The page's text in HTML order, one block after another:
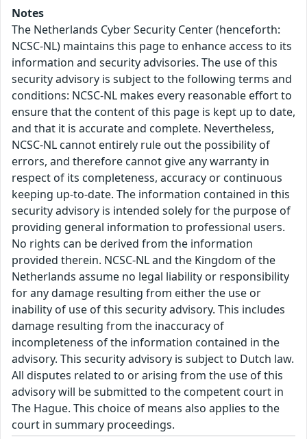
Notes
The Netherlands Cyber Security Center (henceforth:
NCSC-NL) maintains this page to enhance access to its
information and security advisories. The use of this
security advisory is subject to the following terms and
conditions: NCSC-NL makes every reasonable effort to
ensure that the content of this page is kept up to date,
and that it is accurate and complete. Nevertheless,
NCSC-NL cannot entirely rule out the possibility of
errors, and therefore cannot give any warranty in
respect of its completeness, accuracy or continuous
keeping up-to-date. The information contained in this
security advisory is intended solely for the purpose of
providing general information to professional users.
No rights can be derived from the information
provided therein. NCSC-NL and the Kingdom of the
Netherlands assume no legal liability or responsibility
for any damage resulting from either the use or
inability of use of this security advisory. This includes
damage resulting from the inaccuracy of
incompleteness of the information contained in the
advisory. This security advisory is subject to Dutch law.
All disputes related to or arising from the use of this
advisory will be submitted to the competent court in
The Hague. This choice of means also applies to the
court in summary proceedings.